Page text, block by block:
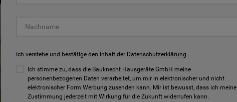
Ich verstehe und bestätige den Inhalt der Datenschutzerklärung.
Ich stimme zu, dass die Bauknecht Hausgeräte GmbH meine
personenbezogenen Daten verarbeitet, um mir in elektronischer und nicht
elektronischer Form Werbung zusenden kann. Mir ist bewusst, dass ich meine
Zustimmung jederzeit mit Wirkung für die Zukunft widerrufen kann.